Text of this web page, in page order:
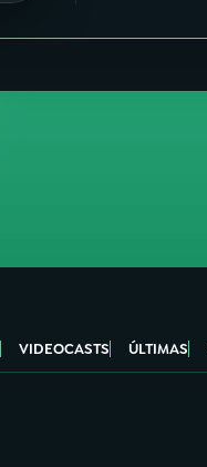
VIDEOCASTS ÚLTIMAS